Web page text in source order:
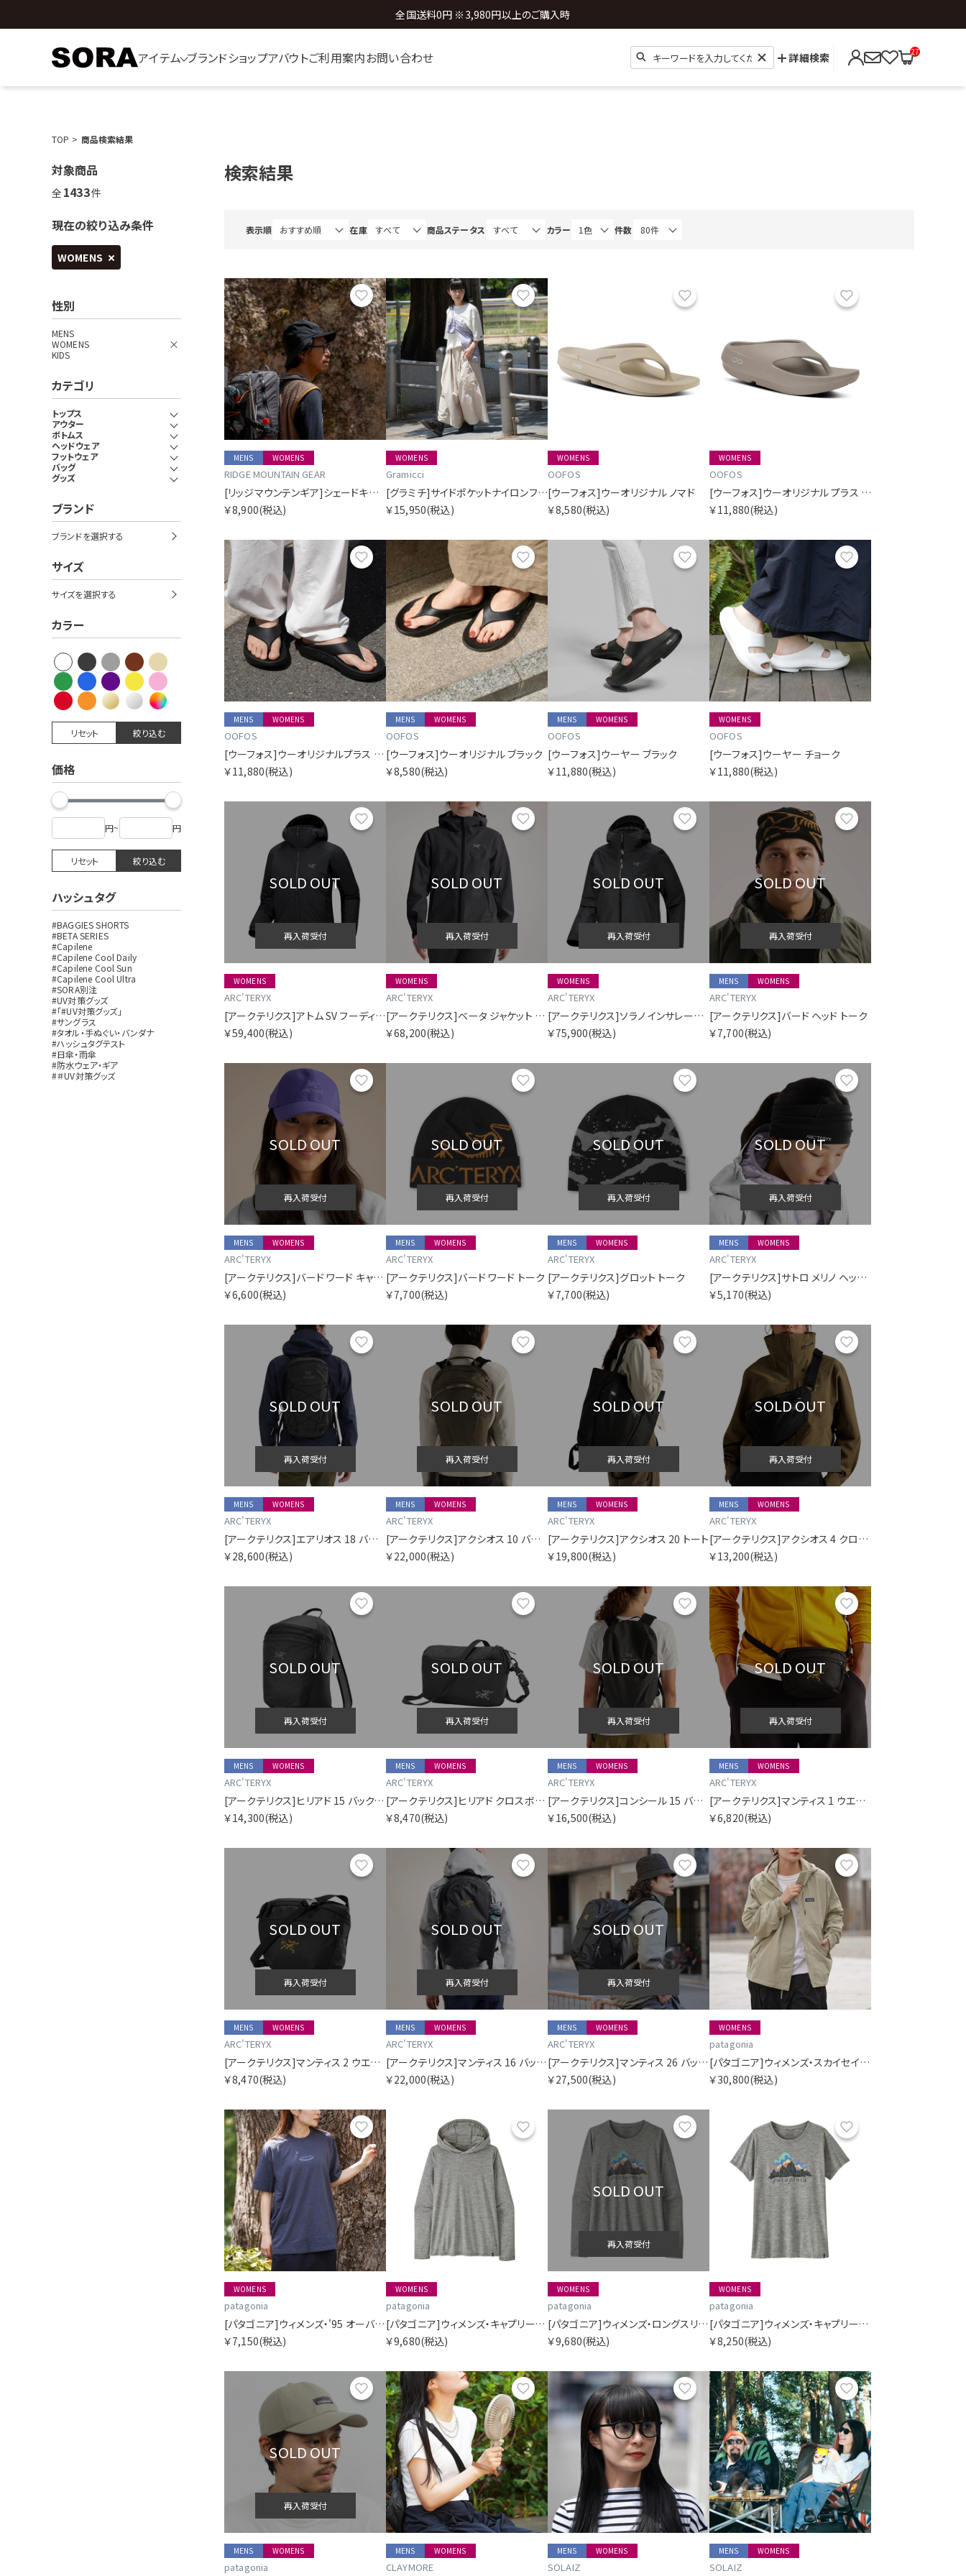
全国送料0円 ※3,980円以上のご購入時
新規会員登録 ※今ならすぐに使える500円分のクーポンプレゼント
アイテム ブランドショップアバウトご利用案内お問い合わせ 詳細検索 27
TOP 商品検索結果
対象商品
全 1433件
現在の絞り込み条件
WOMENS
性別
MENS
WOMENS
KIDS
カテゴリ
トップス
アウター
ボトムス
ヘッドウェア
フットウェア
バッグ
グッズ
ブランド
ブランドを選択する
サイズ
サイズを選択する
カラー
リセット 絞り込む
価格
円~ 円
リセット 絞り込む
ハッシュタグ
#BAGGIES SHORTS
#BETA SERIES
#Capilene
#Capilene Cool Daily
#Capilene Cool Sun
#Capilene Cool Ultra
#SORA別注
#UV対策グッズ
#「#UV対策グッズ」
#サングラス
#タオル・手ぬぐい・バンダナ
#ハッシュタグテスト
#日傘・雨傘
#防水ウェア・ギア
#＃UV対策グッズ
検索結果
表示順 在庫 商品ステータス カラー 件数
お気に入り
MENS WOMENS
RIDGE MOUNTAIN GEAR
[リッジマウンテンギア]シェードキャップ
￥8,900(税込)
お気に入り
WOMENS
Gramicci
[グラミチ]サイドポケットナイロンフレアパンツ SORA別注
￥15,950(税込)
WOMENS
OOFOS
[ウーフォス]ウーオリジナル ノマド
￥8,580(税込)
WOMENS
OOFOS
[ウーフォス]ウーオリジナル プラス ドリフトウッド
￥11,880(税込)
お気に入り
MENS WOMENS
OOFOS
[ウーフォス]ウーオリジナルプラス ブラック
￥11,880(税込)
お気に入り
MENS WOMENS
OOFOS
[ウーフォス]ウーオリジナル ブラック
￥8,580(税込)
お気に入り
MENS WOMENS
OOFOS
[ウーフォス]ウーヤー ブラック
￥11,880(税込)
WOMENS
OOFOS
[ウーフォス]ウーヤー チョーク
￥11,880(税込)
SOLD OUT
再入荷受付
WOMENS
ARC'TERYX
[アークテリクス]アトム SV フーディ ウィメンズ
￥59,400(税込)
SOLD OUT
再入荷受付
WOMENS
ARC'TERYX
[アークテリクス]ベータ ジャケット ウィメンズ
￥68,200(税込)
SOLD OUT
再入荷受付
WOMENS
ARC'TERYX
[アークテリクス]ソラノ インサレーテッド フーディ ウィメンズ
￥75,900(税込)
SOLD OUT
再入荷受付
MENS WOMENS
ARC'TERYX
[アークテリクス]バード ヘッド トーク
￥7,700(税込)
SOLD OUT
再入荷受付
MENS WOMENS
ARC'TERYX
[アークテリクス]バード ワード キャップ
￥6,600(税込)
SOLD OUT
再入荷受付
MENS WOMENS
ARC'TERYX
[アークテリクス]バード ワード トーク
￥7,700(税込)
SOLD OUT
再入荷受付
MENS WOMENS
ARC'TERYX
[アークテリクス]グロット トーク
￥7,700(税込)
SOLD OUT
再入荷受付
MENS WOMENS
ARC'TERYX
[アークテリクス]サトロ メリノ ヘッドバンド
￥5,170(税込)
SOLD OUT
再入荷受付
MENS WOMENS
ARC'TERYX
[アークテリクス]エアリオス 18 バックパック
￥28,600(税込)
SOLD OUT
再入荷受付
MENS WOMENS
ARC'TERYX
[アークテリクス]アクシオス 10 バックパック
￥22,000(税込)
SOLD OUT
再入荷受付
MENS WOMENS
ARC'TERYX
[アークテリクス]アクシオス 20 トート
￥19,800(税込)
SOLD OUT
再入荷受付
MENS WOMENS
ARC'TERYX
[アークテリクス]アクシオス 4 クロスボディ
￥13,200(税込)
SOLD OUT
再入荷受付
MENS WOMENS
ARC'TERYX
[アークテリクス]ヒリアド 15 バックパック
￥14,300(税込)
SOLD OUT
再入荷受付
MENS WOMENS
ARC'TERYX
[アークテリクス]ヒリアド クロスボディ
￥8,470(税込)
お気に入り
SOLD OUT
再入荷受付
MENS WOMENS
ARC'TERYX
[アークテリクス]コンシール 15 バックパック
￥16,500(税込)
お気に入り
SOLD OUT
再入荷受付
MENS WOMENS
ARC'TERYX
[アークテリクス]マンティス 1 ウエストパック
￥6,820(税込)
SOLD OUT
再入荷受付
MENS WOMENS
ARC'TERYX
[アークテリクス]マンティス 2 ウエストパック
￥8,470(税込)
お気に入り
SOLD OUT
再入荷受付
MENS WOMENS
ARC'TERYX
[アークテリクス]マンティス 16 バックパック
￥22,000(税込)
お気に入り
SOLD OUT
再入荷受付
MENS WOMENS
ARC'TERYX
[アークテリクス]マンティス 26 バックパック
￥27,500(税込)
WOMENS
patagonia
[パタゴニア]ウィメンズ・スカイセイル・ジャケット
￥30,800(税込)
お気に入り
WOMENS
patagonia
[パタゴニア]ウィメンズ・'95 オーバル・ロゴ・オーバーサイズ・Tシャツ
￥7,150(税込)
WOMENS
patagonia
[パタゴニア]ウィメンズ・キャプリーン・クール・デイリー・フーディ
￥9,680(税込)
SOLD OUT
再入荷受付
WOMENS
patagonia
[パタゴニア]ウィメンズ・ロングスリーブ・キャプリーン・クール・デイリー・シャツ(フィッツロイ・ニンバス)
￥9,680(税込)
WOMENS
patagonia
[パタゴニア]ウィメンズ・キャプリーン・クール・デイリー・シャツ(フィッツロイ・ニンバス)
￥8,250(税込)
お気に入り
SOLD OUT
再入荷受付
MENS WOMENS
patagonia
お気に入り
MENS WOMENS
CLAYMORE
お気に入り
MENS WOMENS
SOLAIZ
お気に入り
MENS WOMENS
SOLAIZ